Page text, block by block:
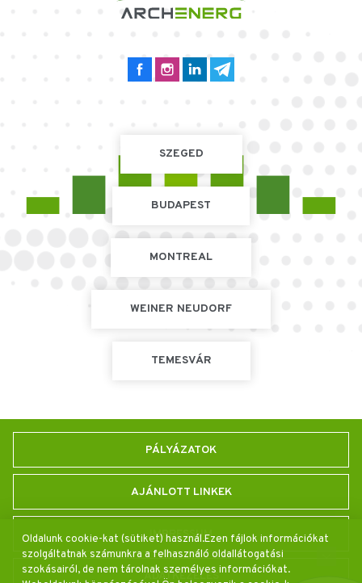
Oldalunk cookie-kat (sütiket) használ.Ezen fájlok információkat
szolgáltatnak számunkra a felhasználó oldallátogatási
szokásairól, de nem tárolnak személyes információkat.
SZEGED
BUDAPEST
MONTREAL
WEINER NEUDORF
TEMESVÁR
PÁLYÁZATOK
AJÁNLOTT LINKEK
IMPRESSUM
ADATKEZELÉS